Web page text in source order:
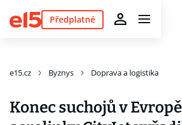
Předplatné
e15.cz Byznys Doprava a logistika
Konec suchojů v